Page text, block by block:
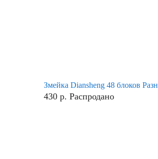
Змейка Diansheng 48 блоков
430 р. Распродано